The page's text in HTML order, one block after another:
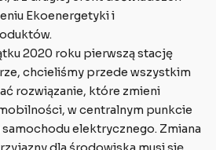
Ekoenergetyki i
2020 roku pierwszą stację
chcieliśmy przede wszystkim
rozwiązanie, które zmieni
w centralnym punkcie
elektrycznego. Zmiana